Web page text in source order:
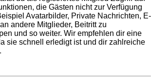
die Gästen nicht zur Verfügung
Avatarbilder, Private Nachrichten, E-
andere Mitglieder, Beitritt zu
und so weiter. Wir empfehlen dir eine
sie schnell erledigt ist und dir zahlreiche